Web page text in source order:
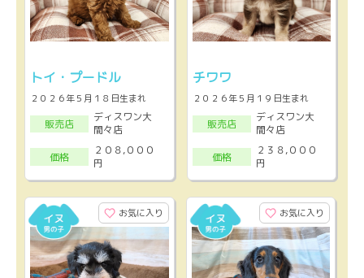
トイ・プードル
２０２６年５月１８日生まれ
販売店
ディスワン大
間々店
価格
２０８,０００
円
チワワ
２０２６年５月１９日生まれ
販売店
ディスワン大
間々店
価格
２３８,０００
円
お気に入り お気に入り